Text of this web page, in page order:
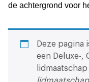
de achtergrond voor
Deze pagina
een Deluxe-,
lidmaatschap